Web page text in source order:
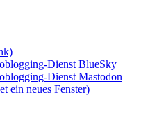
Dienst BlueSky
Dienst Mastodon
ein neues Fenster)